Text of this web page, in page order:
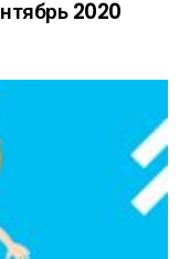
2020